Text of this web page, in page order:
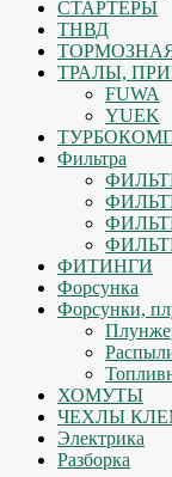
СТАРТЕРЫ
ТНВД
ТРАЛЫ,
FUWA
YUEK
Фильтра
ФИТИНГИ
Форсунка
Форсунки,
ХОМУТЫ
ЧЕХЛЫ
Электрика
Разборка